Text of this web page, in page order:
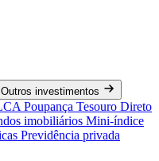
Outros investimentos
Poupança Tesouro Direto
imobiliários Mini-índice
Previdência privada